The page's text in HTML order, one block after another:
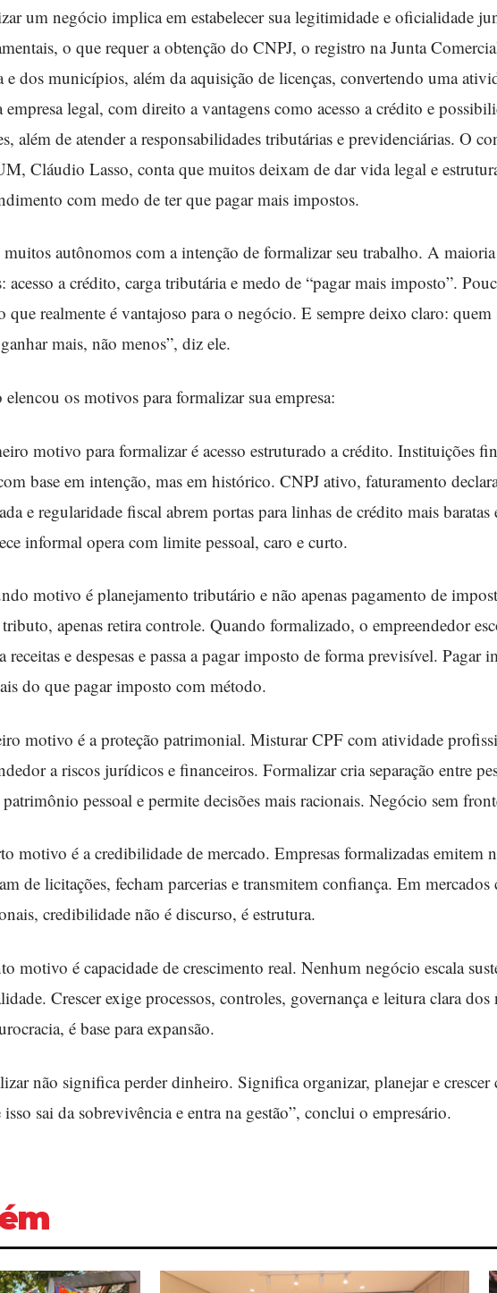
um negócio implica em estabelecer sua legitimidade e oficialidade
o que requer a obtenção do CNPJ, o registro na Junta
e dos municípios, além da aquisição de licenças, convertendo uma
empresa legal, com direito a vantagens como acesso a crédito e
além de atender a responsabilidades tributárias e previdenciárias. O
Cláudio Lasso, conta que muitos deixam de dar vida legal e
com medo de ter que pagar mais impostos.
autônomos com a intenção de formalizar seu trabalho. A maioria
acesso a crédito, carga tributária e medo de “pagar mais imposto”.
que realmente é vantajoso para o negócio. E sempre deixo claro: quem
mais, não menos”, diz ele.
os motivos para formalizar sua empresa:
motivo para formalizar é acesso estruturado a crédito. Instituições
base em intenção, mas em histórico. CNPJ ativo, faturamento
e regularidade fiscal abrem portas para linhas de crédito mais
informal opera com limite pessoal, caro e curto.
motivo é planejamento tributário e não apenas pagamento de
apenas retira controle. Quando formalizado, o empreendedor
receitas e despesas e passa a pagar imposto de forma previsível. Pagar
do que pagar imposto com método.
motivo é a proteção patrimonial. Misturar CPF com atividade
a riscos jurídicos e financeiros. Formalizar cria separação entre
pessoal e permite decisões mais racionais. Negócio sem
motivo é a credibilidade de mercado. Empresas formalizadas emitem
de licitações, fecham parcerias e transmitem confiança. Em mercados
credibilidade não é discurso, é estrutura.
motivo é capacidade de crescimento real. Nenhum negócio escala
Crescer exige processos, controles, governança e leitura clara
é base para expansão.
não significa perder dinheiro. Significa organizar, planejar e
isso sai da sobrevivência e entra na gestão”, conclui o empresário.